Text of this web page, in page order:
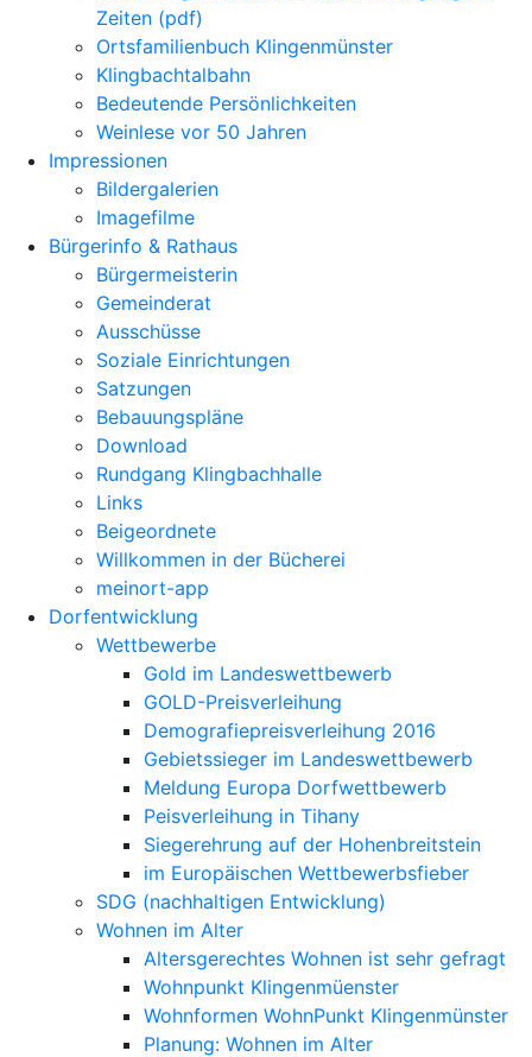
Zeiten (pdf)
Ortsfamilienbuch Klingenmünster
Klingbachtalbahn
Bedeutende Persönlichkeiten
Weinlese vor 50 Jahren
Impressionen
Bildergalerien
Imagefilme
Bürgerinfo & Rathaus
Bürgermeisterin
Gemeinderat
Ausschüsse
Soziale Einrichtungen
Satzungen
Bebauungspläne
Download
Rundgang Klingbachhalle
Links
Beigeordnete
Willkommen in der Bücherei
meinort-app
Dorfentwicklung
Wettbewerbe
Gold im Landeswettbewerb
GOLD-Preisverleihung
Demografiepreisverleihung 2016
Gebietssieger im Landeswettbewerb
Meldung Europa Dorfwettbewerb
Peisverleihung in Tihany
Siegerehrung auf der Hohenbreitstein
im Europäischen Wettbewerbsfieber
SDG (nachhaltigen Entwicklung)
Wohnen im Alter
Altersgerechtes Wohnen ist sehr gefragt
Wohnpunkt Klingenmüenster
Wohnformen WohnPunkt Klingenmünster
Planung: Wohnen im Alter